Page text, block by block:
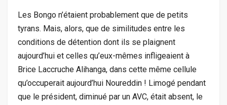
Les Bongo n’étaient probablement que de petits
tyrans. Mais, alors, que de similitudes entre les
conditions de détention dont ils se plaignent
aujourd’hui et celles qu’eux-mêmes infligeaient à
Brice Laccruche Alihanga, dans cette même cellule
qu’occuperait aujourd’hui Noureddin ! Limogé pendant
que le président, diminué par un AVC, était absent, le